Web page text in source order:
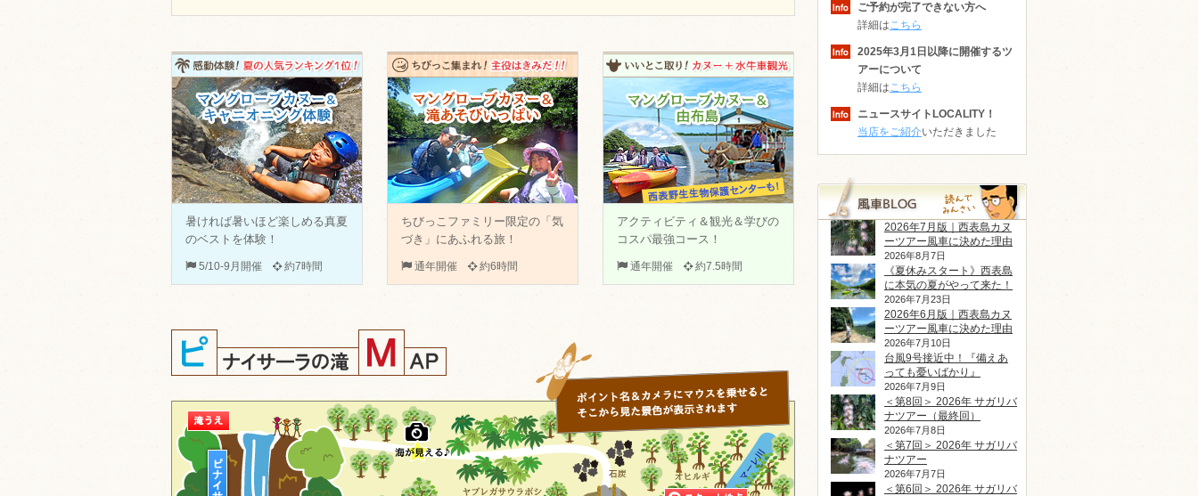
暑ければ暑いほど楽しめる真夏
のベストを体験！
5/10-9月開催 約7時間
ちびっこファミリー限定の「気
づき」にあふれる旅！
通年開催 約6時間
アクティビティ＆観光＆学びの
コスパ最強コース！
通年開催 約7.5時間
ご予約が完了できない方へ
詳細はこちら
2025年3月1日以降に開催するツ
アーについて
詳細はこちら
ニュースサイトLOCALITY！
当店をご紹介いただきました
2026年7月版｜西表島カヌ
ーツアー風車に決めた理由
2026年8月7日
《夏休みスタート》西表島
に本気の夏がやって来た！
2026年7月23日
2026年6月版｜西表島カヌ
ーツアー風車に決めた理由
2026年7月10日
台風9号接近中！『備えあ
っても憂いばかり』
2026年7月9日
＜第8回＞ 2026年 サガリバ
ナツアー（最終回）
2026年7月8日
＜第7回＞ 2026年 サガリバ
ナツアー
2026年7月7日
＜第6回＞ 2026年 サガリバ